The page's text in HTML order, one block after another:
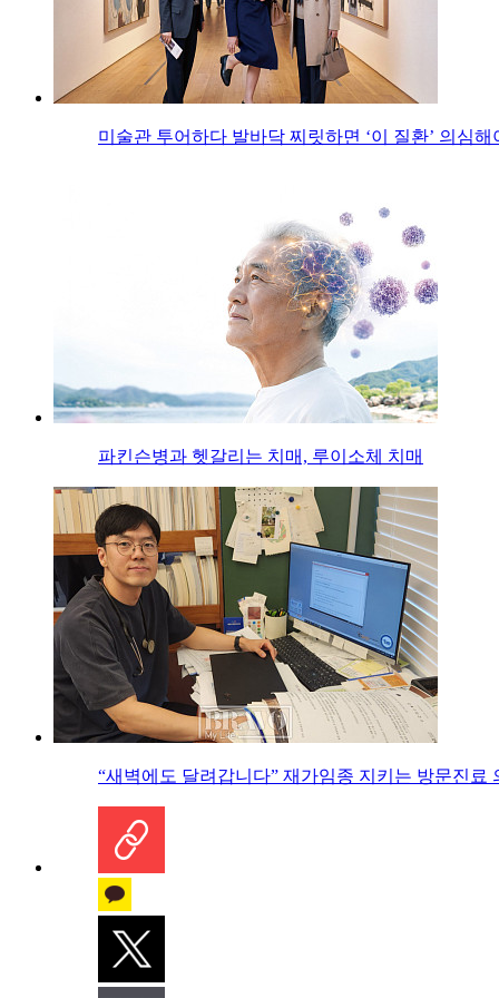
미술관 투어하다 발바닥 찌릿하면 ‘이 질환’ 의심해
파킨슨병과 헷갈리는 치매, 루이소체 치매
“새벽에도 달려갑니다” 재가임종 지키는 방문진료